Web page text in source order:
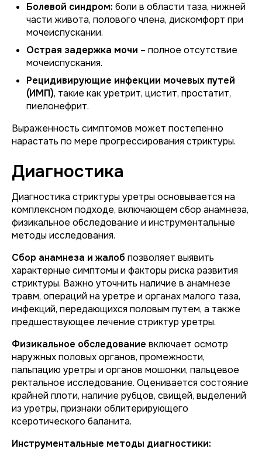
Болевой синдром: боли в области таза, нижней
части живота, полового члена, дискомфорт при
мочеиспускании.
Острая задержка мочи – полное отсутствие
мочеиспускания.
Рецидивирующие инфекции мочевых путей
(ИМП), такие как уретрит, цистит, простатит,
пиелонефрит.
Выраженность симптомов может постепенно
нарастать по мере прогрессирования стриктуры.
Диагностика
Диагностика стриктуры уретры основывается на
комплексном подходе, включающем сбор анамнеза,
физикальное обследование и инструментальные
методы исследования.
Сбор анамнеза и жалоб позволяет выявить
характерные симптомы и факторы риска развития
стриктуры. Важно уточнить наличие в анамнезе
травм, операций на уретре и органах малого таза,
инфекций, передающихся половым путем, а также
предшествующее лечение стриктур уретры.
Физикальное обследование включает осмотр
наружных половых органов, промежности,
пальпацию уретры и органов мошонки, пальцевое
ректальное исследование. Оценивается состояние
крайней плоти, наличие рубцов, свищей, выделений
из уретры, признаки облитерирующего
ксеротического баланита.
Инструментальные методы диагностики: